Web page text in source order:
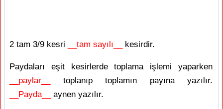
2 tam 3/9 kesri __tam sayılı__ kesirdir.
Paydaları eşit kesirlerde toplama işlemi yaparken
__paylar__
toplanıp toplamın payına yazılır.
__Payda__
aynen yazılır.